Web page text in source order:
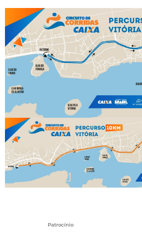
Patrocínio